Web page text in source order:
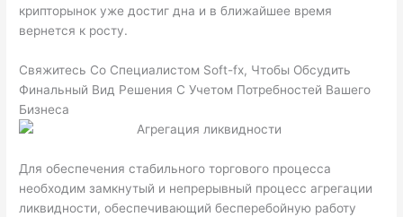
крипторынок уже достиг дна и в ближайшее время
вернется к росту.
Свяжитесь Со Специалистом Soft-fx, Чтобы Обсудить
Финальный Вид Решения С Учетом Потребностей Вашего
Бизнеса
Для обеспечения стабильного торгового процесса
необходим замкнутый и непрерывный процесс агрегации
ликвидности, обеспечивающий бесперебойную работу